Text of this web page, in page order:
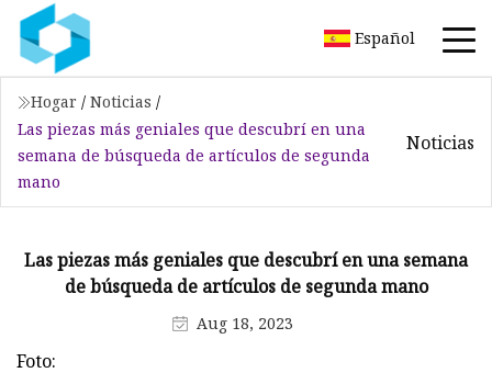
Español
Hogar / Noticias /
Las piezas más geniales que descubrí en una
semana de búsqueda de artículos de segunda
mano
Noticias
Las piezas más geniales que descubrí en una semana
de búsqueda de artículos de segunda mano
Aug 18, 2023
Foto: